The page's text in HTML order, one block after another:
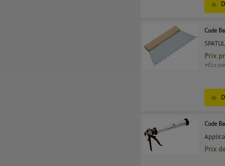
Code
Prix
+Éco-
Code
Prix